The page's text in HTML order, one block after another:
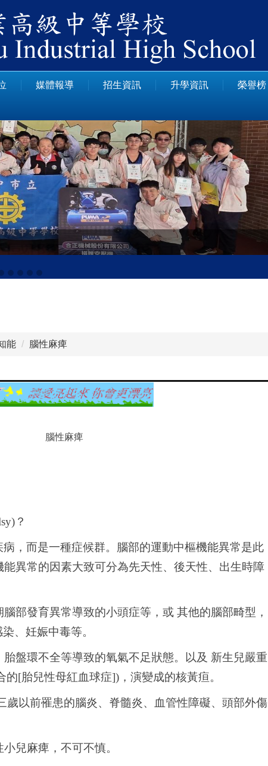
媒體報導 招生資訊 升學資訊 榮譽榜
能 腦性麻痺
腦性麻痺
？
，而是一種症候群。腦部的運動中樞機能異常是此
異常的因素大致可分為先天性、後天性、出生時障
部發育異常導致的小頭症等，或 其他的腦部畸型，
、妊娠中毒等。
盤環不全等導致的氧氣不足狀態。以及 新生兒嚴重
[胎兒性母紅血球症])，演變成的核黃疸。
歲以前罹患的腦炎、脊髓炎、血管性障礙、頭部外傷
兒麻痺，不可不慎。